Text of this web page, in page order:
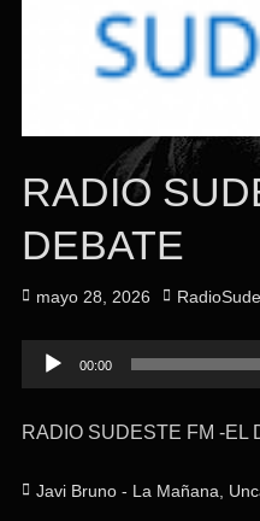
RADIO
DEBATE
Publicado
mayo 28, 2026 Autor
Reproductor
de
00:00
RADIO SUDESTE FM -EL
Categorías
Javi Bruno - La Mañana